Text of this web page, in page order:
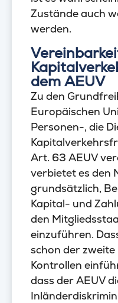
Zustände auch
werden.
dem AEUV
Zu den
Europäischen
Personen-, die
Art. 63 AEUV
verbietet es den
grundsätzlich,
Kapital- und
den
einzuführen.
schon der
Kontrollen
dass der AEUV